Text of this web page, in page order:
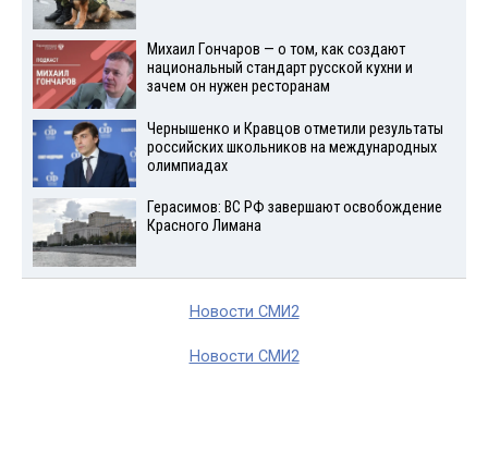
Михаил Гончаров — о том, как создают
национальный стандарт русской кухни и
зачем он нужен ресторанам
Чернышенко и Кравцов отметили результаты
российских школьников на международных
олимпиадах
Герасимов: ВС РФ завершают освобождение
Красного Лимана
Новости СМИ2
Новости СМИ2